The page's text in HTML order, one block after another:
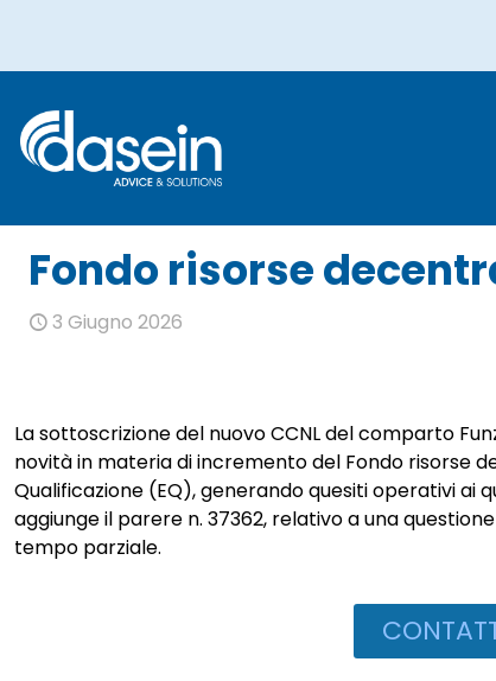
Fondo
Fondo risorse
3 Giugno 2026
La sottoscrizione del nuovo CCNL del comparto
novità in materia di incremento del Fondo risorse
Qualificazione (EQ), generando quesiti operativi ai
aggiunge il parere n. 37362, relativo a una
tempo parziale.